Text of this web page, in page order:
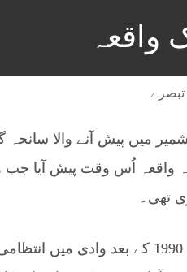
واقعہ
مقبوضہ کشمیر میں پیش آنے
تھی۔
رپورٹس کے مطابق 19 جنوری 1990